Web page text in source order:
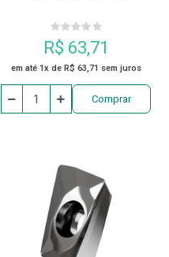
VIRA MACHO ZERO POINT
R$ 63,71
em até 1x de R$ 63,71 sem juros
Comprar